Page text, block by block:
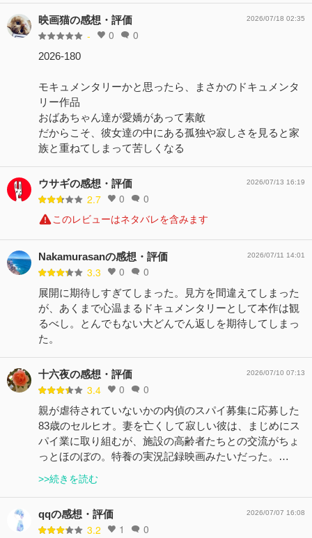
映画猫の感想・評価
- 0 0
2026/07/18 02:35
2026-180
モキュメンタリーかと思ったら、まさかのドキュメンタ
リー作品
おばあちゃん達が愛嬌があって素敵
だからこそ、彼女達の中にある孤独や寂しさを見ると家
族と重ねてしまって苦しくなる
ウサギの感想・評価
2.7 0 0
2026/07/13 16:19
このレビューはネタバレを含みます
Nakamurasanの感想・評価
3.3 0 0
2026/07/11 14:01
展開に期待しすぎてしまった。見方を間違えてしまった
が、あくまで心温まるドキュメンタリーとして本作は観
るべし。とんでもない大どんでん返しを期待してしまっ
た。
十六夜の感想・評価
3.4 0 0
2026/07/10 07:13
親が虐待されていないかの内偵のスパイ募集に応募した
83歳のセルヒオ。妻を亡くして寂しい彼は、まじめにス
パイ業に取り組むが、施設の高齢者たちとの交流がちょ
っとほのぼの。特養の実況記録映画みたいだった。…
>>続きを読む
qqの感想・評価
3.2 1 0
2026/07/07 16:08